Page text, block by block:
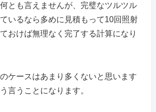
とも言えませんが、完璧なツルツル
いるなら多めに見積もって10回照射
おけば無理なく完了する計算になり
ケースはあまり多くないと思います
言うことになります。